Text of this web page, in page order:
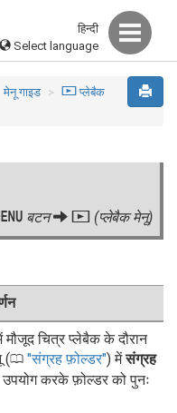
हिन्दी
Select language
मेनू गाइड D प्लेबैक
बटन D (प्लेबैक मेनू)
चित्र प्लेबैक के दौरान
(0 संग्रह फ़ोल्डर ) मेंसंग्रह
करके फ़ोल्डर को पुनः